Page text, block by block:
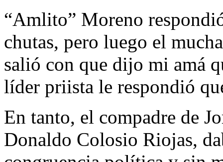
“Amlito” Moreno
chutas, pero luego el
salió con que dijo mi amá
líder priista le respondió
En tanto, el compadre de
Donaldo Colosio Riojas,